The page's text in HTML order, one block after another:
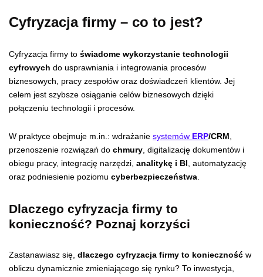
Cyfryzacja firmy – co to jest?
Cyfryzacja firmy to świadome wykorzystanie technologii
cyfrowych do usprawniania i integrowania procesów
biznesowych, pracy zespołów oraz doświadczeń klientów. Jej
celem jest szybsze osiąganie celów biznesowych dzięki
połączeniu technologii i procesów.
W praktyce obejmuje m.in.: wdrażanie systemów ERP/CRM ,
przenoszenie rozwiązań do chmury, digitalizację dokumentów i
obiegu pracy, integrację narzędzi, analitykę i BI , automatyzację
oraz podniesienie poziomu cyberbezpieczeństwa.
Dlaczego cyfryzacja firmy to
konieczność? Poznaj korzyści
Zastanawiasz się, dlaczego cyfryzacja firmy to konieczność w
obliczu dynamicznie zmieniającego się rynku? To inwestycja,